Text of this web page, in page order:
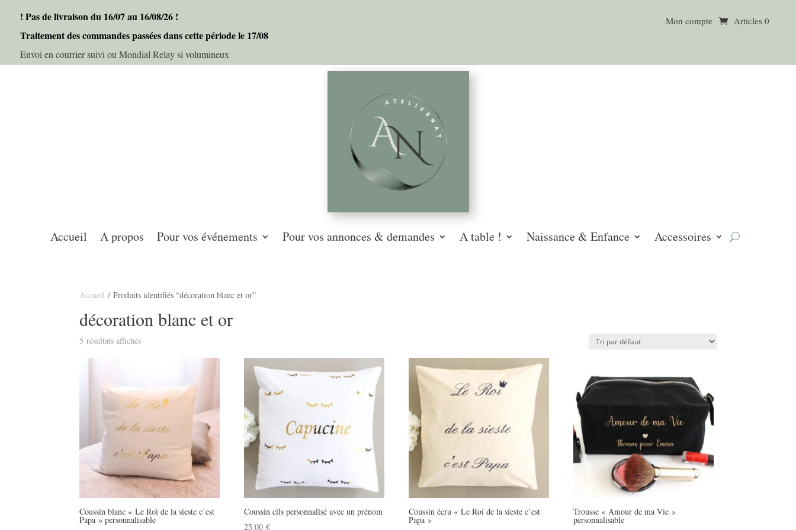
! Pas de livraison du 16/07 au 16/08/26 !
Traitement des commandes passées dans cette période le 17/08
Envoi en courrier suivi ou Mondial Relay si volumineux
Mon compte Articles 0
Accueil A propos Pour vos événements Pour vos annonces & demandes A table ! Naissance & Enfance Accessoires
Accueil / Produits identifiés “décoration blanc et or”
décoration blanc et or
5 résultats affichés
Coussin blanc « Le Roi de la sieste c’est
Papa » personnalisable
Coussin cils personnalisé avec un prénom
25,00€
Coussin écru « Le Roi de la sieste c’est
Papa »
Trousse « Amour de ma Vie »
personnalisable